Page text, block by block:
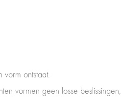
ontstaat.
vormen geen losse beslissingen,